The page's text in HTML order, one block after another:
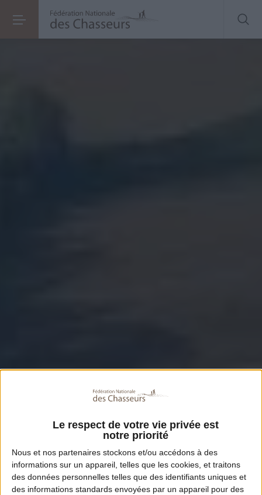
Le respect de votre vie privée est
notre priorité
Nous et nos partenaires stockons et/ou accédons à des
informations sur un appareil, telles que les cookies, et traitons
des données personnelles telles que des identifiants uniques et
des informations standards envoyées par un appareil pour des